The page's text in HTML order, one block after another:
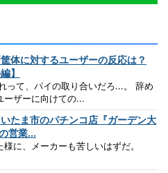
体に対するユーザーの反応は？
】
って、パイの取り合いだろ...。 辞め
ーザーに向けての...
いたま市のパチンコ店『ガーデン大
営業...
に、メーカーも苦しいはずだ。